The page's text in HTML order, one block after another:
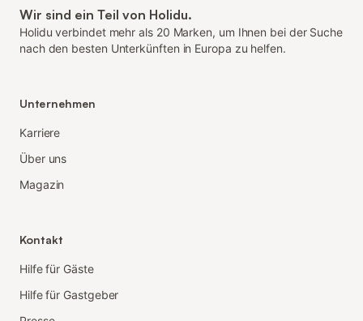
Wir sind ein Teil von Holidu.
Holidu verbindet mehr als 20 Marken, um Ihnen bei der Suche
nach den besten Unterkünften in Europa zu helfen.
Unternehmen
Karriere
Über uns
Magazin
Kontakt
Hilfe für Gäste
Hilfe für Gastgeber